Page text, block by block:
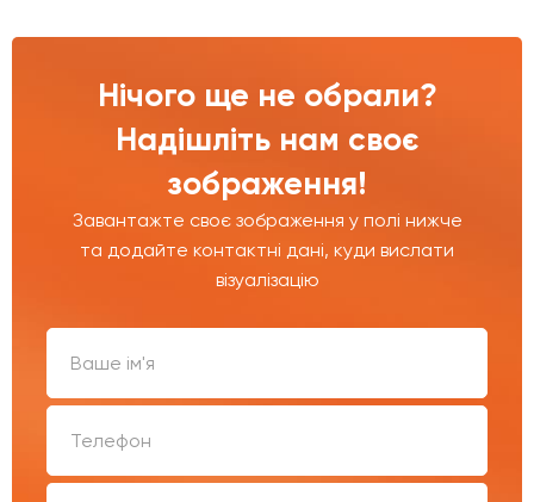
Нічого ще не обрали?
Надішліть нам своє
зображення!
Завантажте своє зображення у полі нижче
та додайте контактні дані, куди вислати
візуалізацію